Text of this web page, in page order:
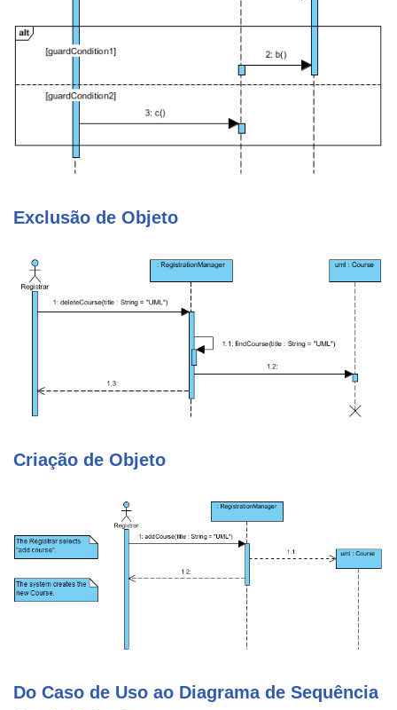
Exclusão de Objeto
Criação de Objeto
Do Caso de Uso ao Diagrama de Sequência